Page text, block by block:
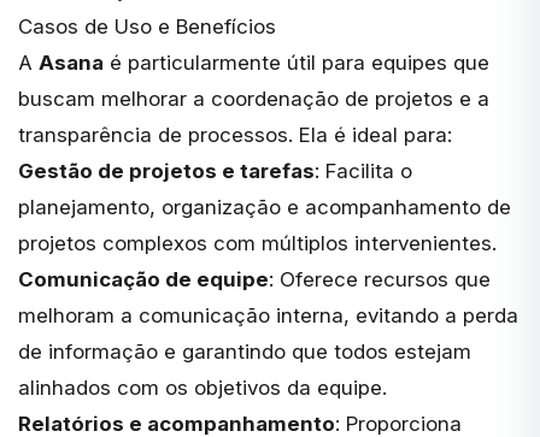
Casos de Uso e Benefícios
A Asana é particularmente útil para equipes que
buscam melhorar a coordenação de projetos e a
transparência de processos. Ela é ideal para:
Gestão de projetos e tarefas: Facilita o
planejamento, organização e acompanhamento de
projetos complexos com múltiplos intervenientes.
Comunicação de equipe: Oferece recursos que
melhoram a comunicação interna, evitando a perda
de informação e garantindo que todos estejam
alinhados com os objetivos da equipe.
Relatórios e acompanhamento: Proporciona